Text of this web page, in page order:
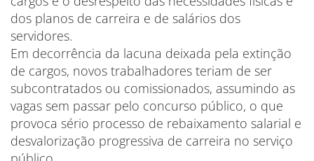
dos planos de carreira e de salários dos
servidores.
Em decorrência da lacuna deixada pela extinção
de cargos, novos trabalhadores teriam de ser
subcontratados ou comissionados, assumindo as
vagas sem passar pelo concurso público, o que
provoca sério processo de rebaixamento salarial e
desvalorização progressiva de carreira no serviço